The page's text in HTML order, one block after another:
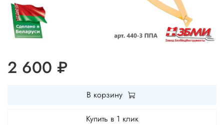
2 600 ₽
В корзину
Купить в 1 клик